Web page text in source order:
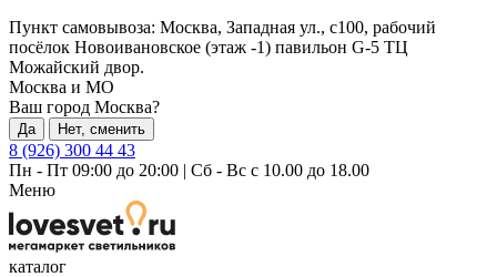
Пункт самовывоза: Москва, Западная ул., с100, рабочий
посёлок Новоивановское (этаж -1) павильон G-5 ТЦ
Можайский двор.
Москва и МО
Ваш город Москва?
Да Нет, сменить
8 (926) 300 44 43
Пн - Пт 09:00 до 20:00 | Сб - Вс с 10.00 до 18.00
Меню
каталог